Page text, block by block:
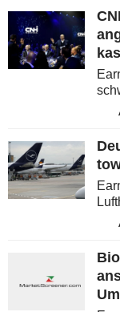
ein...